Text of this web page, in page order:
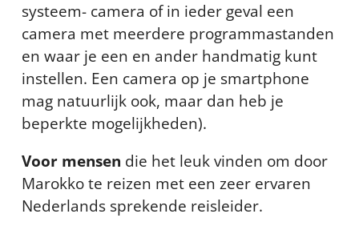
systeem- camera of in ieder geval een
camera met meerdere programmastanden
en waar je een en ander handmatig kunt
instellen. Een camera op je smartphone
mag natuurlijk ook, maar dan heb je
beperkte mogelijkheden).
Voor mensen die het leuk vinden om door
Marokko te reizen met een zeer ervaren
Nederlands sprekende reisleider.